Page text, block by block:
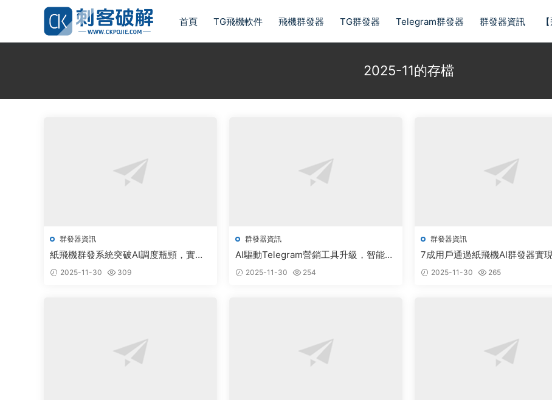
首頁 TG飛機軟件 飛機群發器 TG群發器 Telegram群發器 群發器資訊
2025-11的存檔
群發器資訊
紙飛機群發系統突破AI調度瓶頸，實現
毫秒級精準觸達
2025-11-30 309
群發器資訊
AI驅動Telegram營銷工具升級，智能拉
人系統實現用戶增長三倍突破
2025-11-30 254
群發器資訊
7成用戶通過紙飛機AI群發器實
交裂變
2025-11-30 265